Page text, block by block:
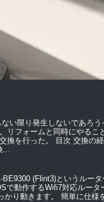
い限り発生しないであろう
リフォームと同時にやるこ
換を行った。 目次 交換の
...
(Flint3)というルー
で動作するWifi7対応ルー
かり動きます。 簡単に仕様